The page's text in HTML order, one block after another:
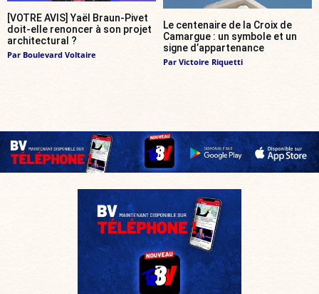
[VOTRE AVIS] Yaël Braun-Pivet
doit-elle renoncer à son projet
architectural ?
Par Boulevard Voltaire
Le centenaire de la Croix de
Camargue : un symbole et un
signe d’appartenance
Par Victoire Riquetti